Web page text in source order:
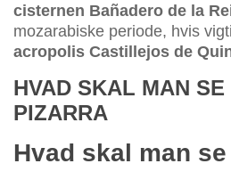
cisternen Bañadero de la
mozarabiske periode, hvis
acropolis Castillejos de
HVAD SKAL MAN
PIZARRA
Hvad skal man